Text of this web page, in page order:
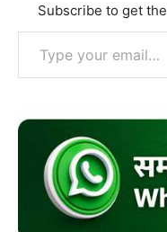
Subscribe to get
Type your email…